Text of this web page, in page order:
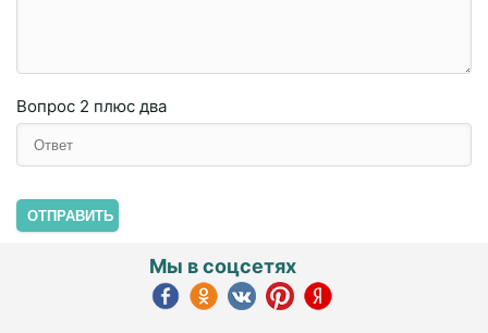
Вопрос 2 плюc двa
ОТПРАВИТЬ
Мы в соцсетях